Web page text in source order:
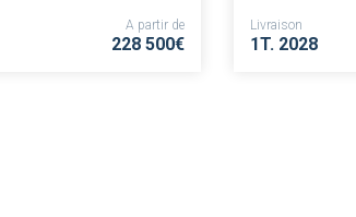
A partir de
228 500€
Livraison
1T. 2028